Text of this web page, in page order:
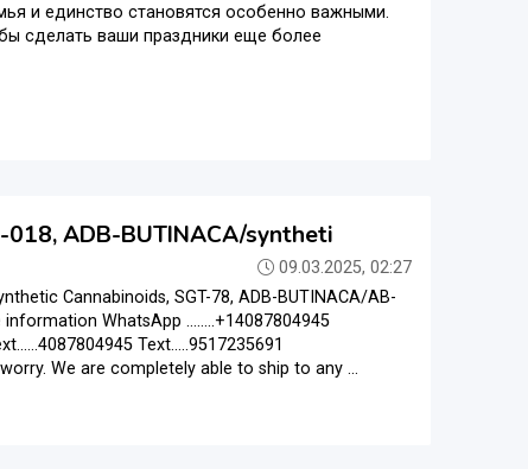
и единство становятся особенно важными.
сделать ваши праздники еще более
ADB-BUTINACA/syntheti
09.03.2025, 02:27
Cannabinoids, SGT-78, ADB-BUTINACA/AB-
WhatsApp ........+14087804945
Text.....9517235691
We are completely able to ship to any ...